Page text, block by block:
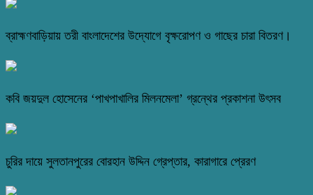
ব্রাহ্মণবাড়িয়ায় তরী বাংলাদেশের উদ্যোগে বৃক্ষরোপণ ও গাছের চারা বিতরণ।
কবি জয়দুল হোসেনের ‘পাখপাখালির মিলনমেলা’ গ্রন্থের প্রকাশনা উৎসব
চুরির দায়ে সুলতানপুরের বোরহান উদ্দিন গ্রেপ্তার, কারাগারে প্রেরণ